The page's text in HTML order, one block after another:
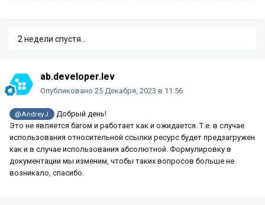
2 недели спустя...
ab.developer.lev
Опубликовано 25 Декабря, 2023 в 11:56
@AndreyJ
Добрый день!
Это не является багом и работает как и ожидается. Т.е. в случае
использования относительной ссылки ресурс будет предзагружен
как и в случае использования абсолютной. Формулировку в
документации мы изменим, чтобы таких вопросов больше не
возникало, спасибо.